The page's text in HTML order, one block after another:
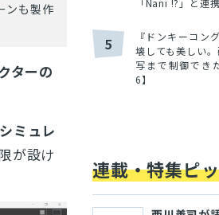
ンも製作
ターの
ミュレ
が設け
「Nani !?」と連
5
『ドンキーコン
壊しても美しい
写まで制御でき
6】
連載・特集ピ